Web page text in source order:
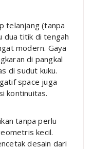
telanjang (tanpa
dua titik di tengah
modern. Gaya
di pangkal
di sudut kuku.
space juga
kontinuitas.
tanpa perlu
kecil.
desain dari